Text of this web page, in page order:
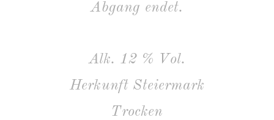
Abgang endet.
Alk. 12 % Vol.
Herkunft Steiermark
Trocken